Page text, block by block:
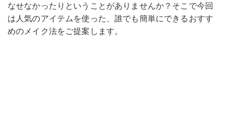
なせなかったりということがありませんか？そこで今回
は人気のアイテムを使った、誰でも簡単にできるおすす
めのメイク法をご提案します。